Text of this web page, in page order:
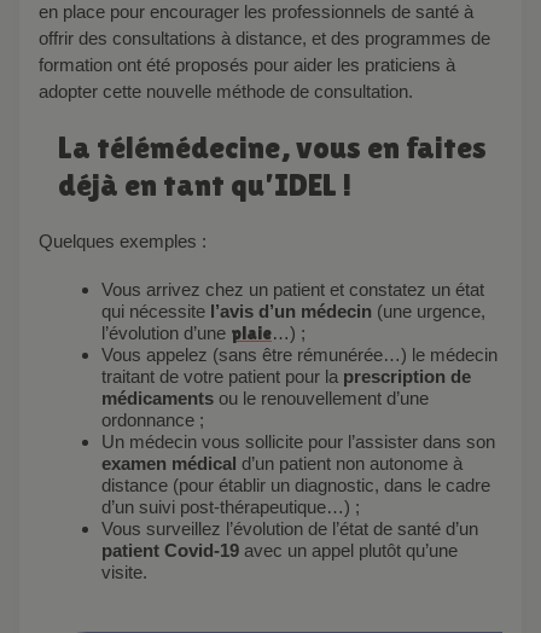
en place pour encourager les professionnels de santé à
offrir des consultations à distance, et des programmes de
formation ont été proposés pour aider les praticiens à
adopter cette nouvelle méthode de consultation.
La télémédecine, vous en faites
déjà en tant qu’IDEL !
Quelques exemples :
Vous arrivez chez un patient et constatez un état
qui nécessite l’avis d’un médecin (une urgence,
l’évolution d’une plaie…) ;
Vous appelez (sans être rémunérée…) le médecin
traitant de votre patient pour la prescription de
médicaments ou le renouvellement d’une
ordonnance ;
Un médecin vous sollicite pour l’assister dans son
examen médical d’un patient non autonome à
distance (pour établir un diagnostic, dans le cadre
d’un suivi post-thérapeutique…) ;
Vous surveillez l’évolution de l’état de santé d’un
patient Covid-19 avec un appel plutôt qu’une
visite.